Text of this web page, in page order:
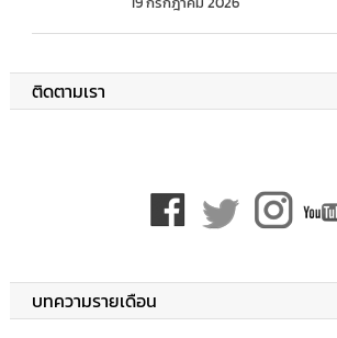
ติดตามเรา
บทความรายเดือน